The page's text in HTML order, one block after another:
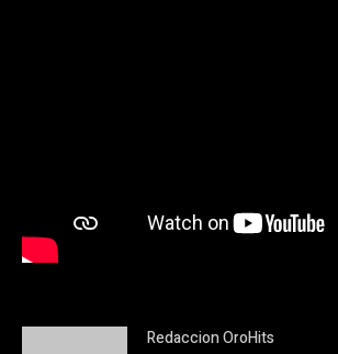
Redaccion OroHits